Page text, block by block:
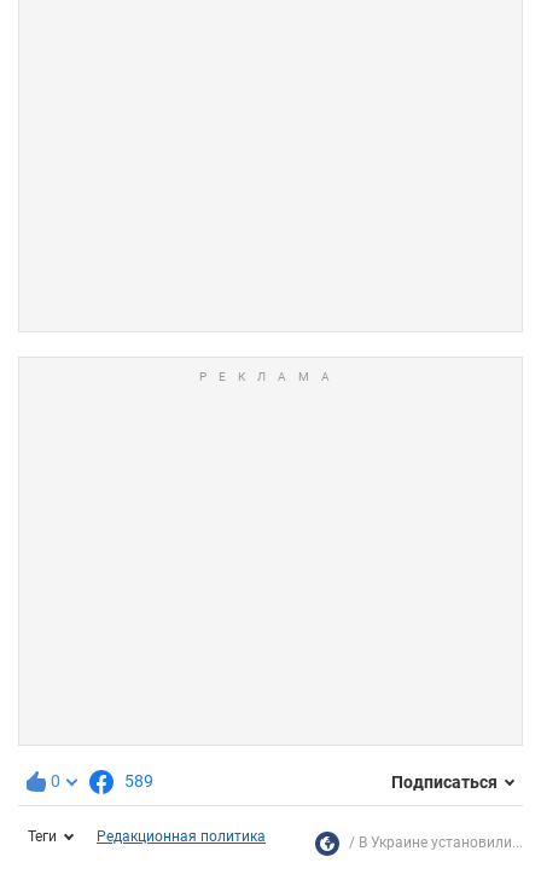
0 589 Подписаться
Теги Редакционная политика В Украине установили...